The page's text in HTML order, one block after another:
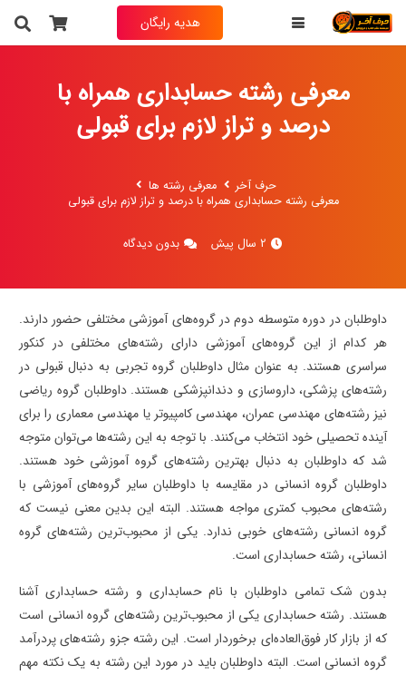
هدیه رایگان
معرفی رشته حسابداری همراه با
درصد و تراز لازم برای قبولی
حرف آخر
معرفی رشته ها
معرفی رشته حسابداری همراه با درصد و تراز لازم برای قبولی
2 سال پیش بدون دیدگاه
داوطلبان در دوره متوسطه دوم در گروه‌های آموزشی مختلفی حضور دارند.
هر کدام از این گروه‌های آموزشی دارای رشته‌های مختلفی در کنکور
سراسری هستند. به عنوان مثال داوطلبان گروه تجربی به دنبال قبولی در
رشته‌های پزشکی، داروسازی و دندانپزشکی هستند. داوطلبان گروه ریاضی
نیز رشته‌های مهندسی عمران، مهندسی کامپیوتر یا مهندسی معماری را برای
آینده تحصیلی خود انتخاب می‌کنند. با توجه به این رشته‌ها می‌توان متوجه
شد که داوطلبان به دنبال بهترین رشته‌های گروه آموزشی خود هستند.
داوطلبان گروه انسانی در مقایسه با داوطلبان سایر گروه‌های آموزشی با
رشته‌های محبوب کمتری مواجه هستند. البته این بدین معنی نیست که
گروه انسانی رشته‌های خوبی ندارد. یکی از محبوب‌ترین رشته‌های گروه
انسانی، رشته حسابداری است.
بدون شک تمامی داوطلبان با نام حسابداری و رشته حسابداری آشنا
هستند. رشته حسابداری یکی از محبوب‌ترین رشته‌های گروه انسانی است
که از بازار کار فوق‌العاده‌ای برخوردار است. این رشته جزو رشته‌های پردرآمد
گروه انسانی است. البته داوطلبان باید در مورد این رشته به یک نکته مهم
حرف آخر رو
رایگاندریافت کن